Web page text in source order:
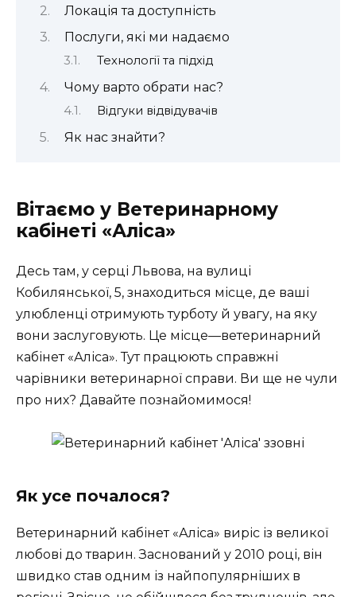
Локація та доступність
Послуги, які ми надаємо
Технології та підхід
Чому варто обрати нас?
Відгуки відвідувачів
Як нас знайти?
Вітаємо у Ветеринарному
кабінеті «Аліса»
Десь там, у серці Львова, на вулиці
Кобилянської, 5, знаходиться місце, де ваші
улюбленці отримують турботу й увагу, на яку
вони заслуговують. Це місце—ветеринарний
кабінет «Аліса». Тут працюють справжні
чарівники ветеринарної справи. Ви ще не чули
про них? Давайте познайомимося!
Як усе почалося?
Ветеринарний кабінет «Аліса» виріс із великої
любові до тварин. Заснований у 2010 році, він
швидко став одним із найпопулярніших в